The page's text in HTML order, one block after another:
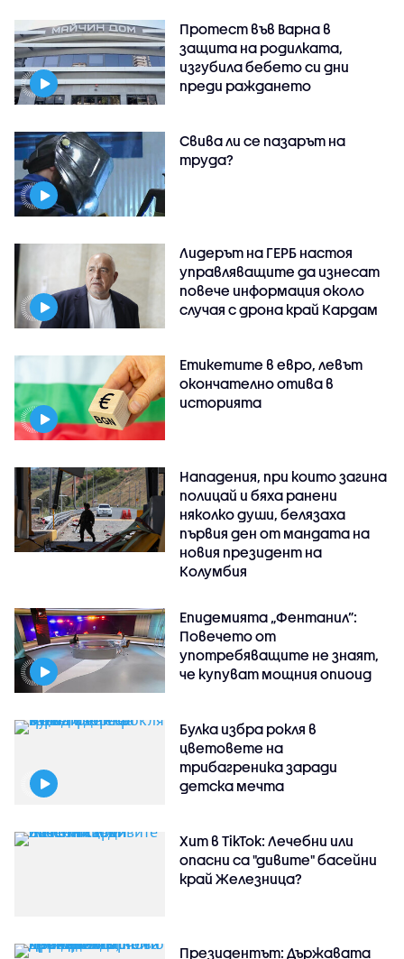
Протест във Варна в
защита на родилката,
изгубила бебето си дни
преди раждането
Свива ли се пазарът на
труда?
Лидерът на ГЕРБ настоя
управляващите да изнесат
повече информация около
случая с дрона край Кардам
Етикетите в евро, левът
окончателно отива в
историята
Нападения, при които загина
полицай и бяха ранени
няколко души, белязаха
първия ден от мандата на
новия президент на
Колумбия
Епидемията „Фентанил”:
Повечето от
употребяващите не знаят,
че купуват мощния опиоид
Булка избра рокля в
цветовете на
трибагреника заради
детска мечта
Хит в TikTok: Лечебни или
опасни са "дивите" басейни
край Железница?
Президентът: Държавата